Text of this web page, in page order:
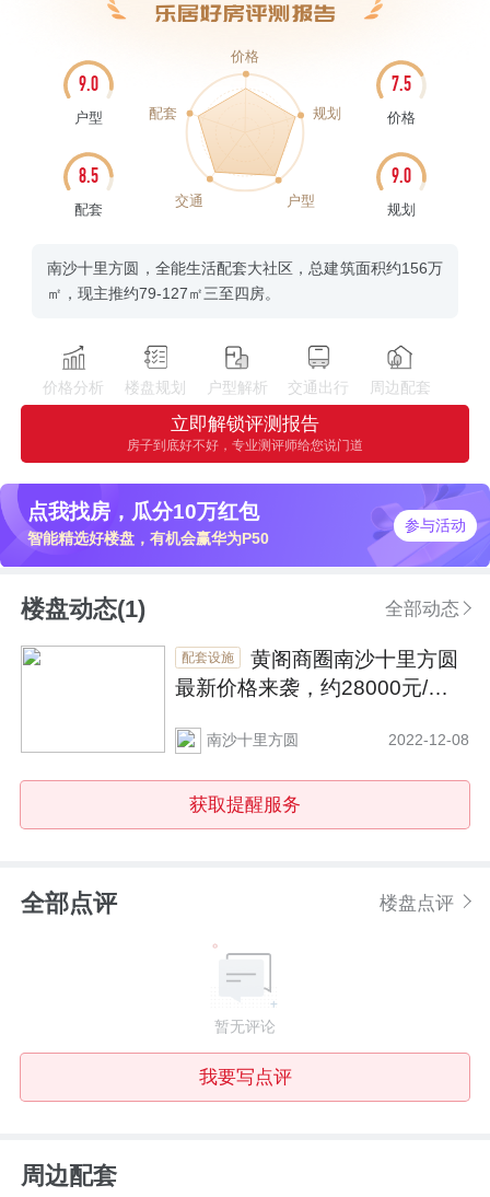
9.0
户型
8.5
配套
7.5
价格
9.0
规划
户型
交通
配套
价格
规划
南沙十里方圆，全能生活配套大社区，总建筑面积约156万
㎡，现主推约79-127㎡三至四房。
价格分析 楼盘规划 户型解析 交通出行 周边配套
立即解锁评测报告
房子到底好不好，专业测评师给您说门道
点我找房，瓜分10万红包
智能精选好楼盘，有机会赢华为P50
参与活动
楼盘动态(1) 全部动态
配套设施
黄阁商圈南沙十里方圆
最新价格来袭，约28000元/
南沙十里方圆 2022-12-08
获取提醒服务
楼盘点评
全部点评
暂无评论
我要写点评
周边配套